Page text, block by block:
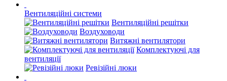
Вентиляційні системи
Вентиляційні решітки
Воздуховоди
Витяжні вентилятори
Комплектуючі для
вентиляції
Ревізійні люки